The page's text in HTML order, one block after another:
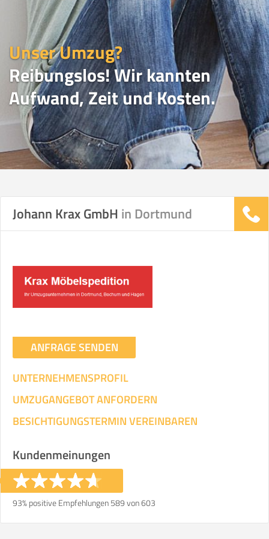
Unser Umzug?
Reibungslos! Wir kannten
Aufwand, Zeit und Kosten.
UMZUGSVERGLEICH
Umzugsdaten für Tragen und
Transportieren
Ihre Angaben:
am
Selbst umziehen
Johann Krax GmbH in Dortmund
ANFRAGE SENDEN
UNTERNEHMENSPROFIL
UMZUGANGEBOT ANFORDERN
BESICHTIGUNGSTERMIN VEREINBAREN
Kundenmeinungen
93% positive Empfehlungen 589 von 603